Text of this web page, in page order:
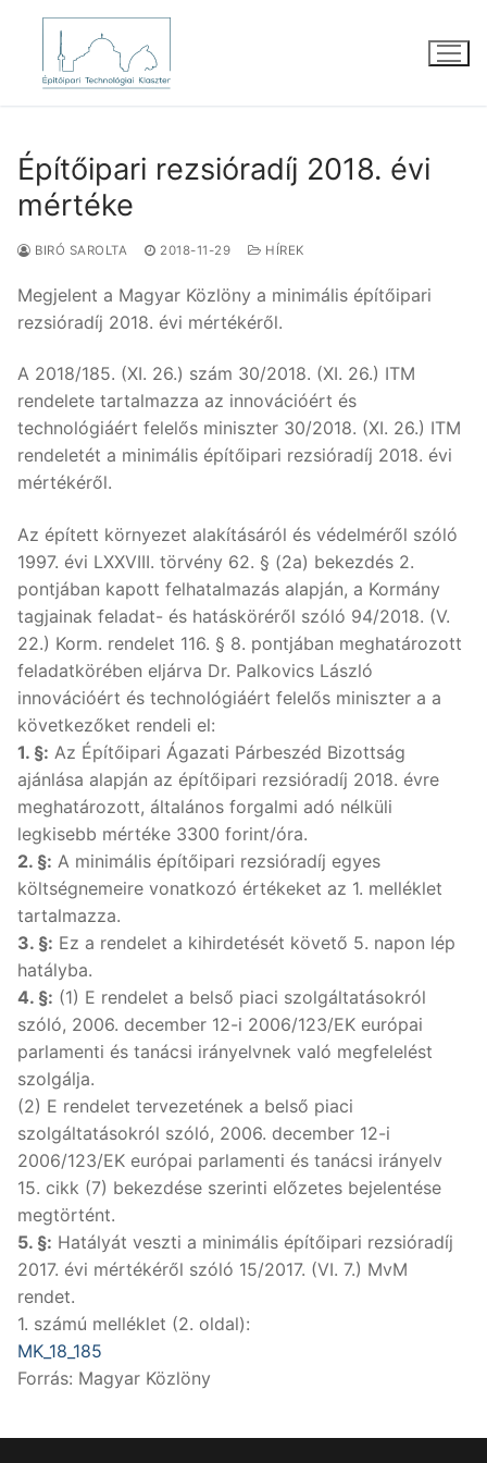
Ugrás
tartalomra
Építőipari rezsióradíj 2018. évi
mértéke
BIRÓ SAROLTA 2018-11-29 HÍREK
Megjelent a Magyar Közlöny a minimális építőipari
rezsióradíj 2018. évi mértékéről.
A 2018/185. (XI. 26.) szám 30/2018. (XI. 26.) ITM
rendelete tartalmazza az innovációért és
technológiáért felelős miniszter 30/2018. (XI. 26.) ITM
rendeletét a minimális építőipari rezsióradíj 2018. évi
mértékéről.
Az épített környezet alakításáról és védelméről szóló
1997. évi LXXVIII. törvény 62. § (2a) bekezdés 2.
pontjában kapott felhatalmazás alapján, a Kormány
tagjainak feladat- és hatásköréről szóló 94/2018. (V.
22.) Korm. rendelet 116. § 8. pontjában meghatározott
feladatkörében eljárva Dr. Palkovics László
innovációért és technológiáért felelős miniszter a a
következőket rendeli el:
1. §: Az Építőipari Ágazati Párbeszéd Bizottság
ajánlása alapján az építőipari rezsióradíj 2018. évre
meghatározott, általános forgalmi adó nélküli
legkisebb mértéke 3300 forint/óra.
2. §: A minimális építőipari rezsióradíj egyes
költségnemeire vonatkozó értékeket az 1. melléklet
tartalmazza.
3. §: Ez a rendelet a kihirdetését követő 5. napon lép
hatályba.
4. §: (1) E rendelet a belső piaci szolgáltatásokról
szóló, 2006. december 12-i 2006/123/EK európai
parlamenti és tanácsi irányelvnek való megfelelést
szolgálja.
(2) E rendelet tervezetének a belső piaci
szolgáltatásokról szóló, 2006. december 12-i
2006/123/EK európai parlamenti és tanácsi irányelv
15. cikk (7) bekezdése szerinti előzetes bejelentése
megtörtént.
5. §: Hatályát veszti a minimális építőipari rezsióradíj
2017. évi mértékéről szóló 15/2017. (VI. 7.) MvM
rendet.
1. számú melléklet (2. oldal):
MK_18_185
Forrás: Magyar Közlöny